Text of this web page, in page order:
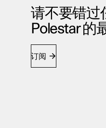
请不要错过
Polestar 的
订阅